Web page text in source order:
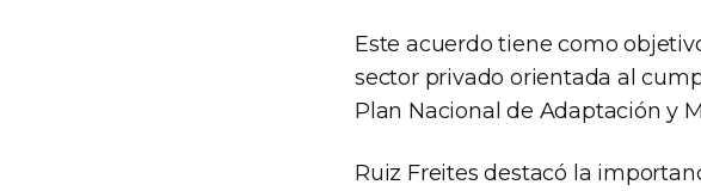
Este acuerdo tiene como
sector privado orientada al
Plan Nacional de Adaptación y
Ruiz Freites destacó la